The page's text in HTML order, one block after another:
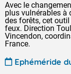
Avec le
plus vulnérables à
des forêts, cet
feux. Direction
Vincendon,
France.
Ephéméride